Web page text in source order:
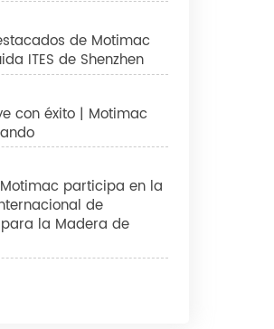
de Motimac
ITES de Shenzhen
con éxito | Motimac
Motimac participa en la
de
la Madera de